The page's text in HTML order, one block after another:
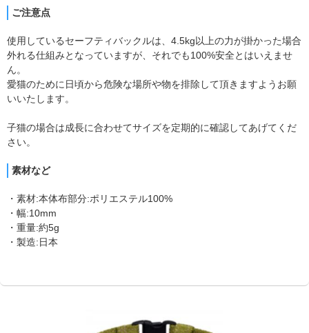
ご注意点
使用しているセーフティバックルは、4.5kg以上の力が掛かった場合
外れる仕組みとなっていますが、それでも100%安全とはいえませ
ん。
愛猫のために日頃から危険な場所や物を排除して頂きますようお願
いいたします。
子猫の場合は成長に合わせてサイズを定期的に確認してあげてくだ
さい。
素材など
・素材:本体布部分:ポリエステル100%
・幅:10mm
・重量:約5g
・製造:日本